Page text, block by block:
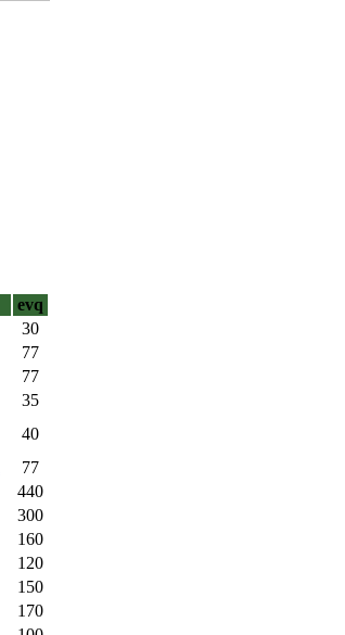
evq
30
77
77
35
40
77
440
300
160
120
150
170